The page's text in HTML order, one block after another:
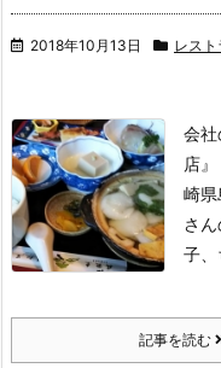
2018年10月13日 レス
会
店
崎
さ
子
記事を読む